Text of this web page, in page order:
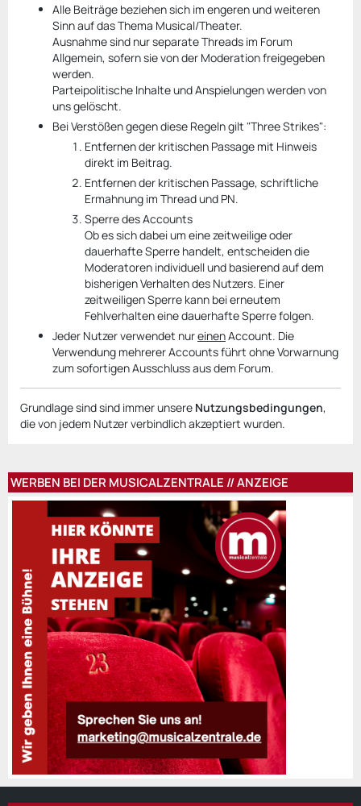
Alle Beiträge beziehen sich im engeren und weiteren
Sinn auf das Thema Musical/Theater.
Ausnahme sind nur separate Threads im Forum
Allgemein, sofern sie von der Moderation freigegeben
werden.
Parteipolitische Inhalte und Anspielungen werden von
uns gelöscht.
Bei Verstößen gegen diese Regeln gilt "Three Strikes":
Entfernen der kritischen Passage mit Hinweis
direkt im Beitrag.
Entfernen der kritischen Passage, schriftliche
Ermahnung im Thread und PN.
Sperre des Accounts
Ob es sich dabei um eine zeitweilige oder
dauerhafte Sperre handelt, entscheiden die
Moderatoren individuell und basierend auf dem
bisherigen Verhalten des Nutzers. Einer
zeitweiligen Sperre kann bei erneutem
Fehlverhalten eine dauerhafte Sperre folgen.
Jeder Nutzer verwendet nureinenAccount. Die
Verwendung mehrerer Accounts führt ohne Vorwarnung
zum sofortigen Ausschluss aus dem Forum.
Grundlage sind sind immer unsere Nutzungsbedingungen,
die von jedem Nutzer verbindlich akzeptiert wurden.
WERBEN BEI DER MUSICALZENTRALE // ANZEIGE